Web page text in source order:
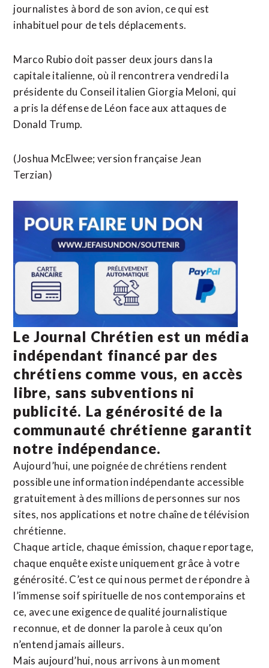
journalistes à bord de son avion, ce qui est
inhabituel pour de tels déplacements.
Marco Rubio doit passer deux jours dans la
capitale italienne, où il rencontrera vendredi la
présidente du Conseil italien Giorgia Meloni, qui
a pris la défense de Léon face aux attaques de
Donald Trump.
(Joshua McElwee; version française Jean
Terzian)
Le Journal Chrétien est un média
indépendant financé par des
chrétiens comme vous, en accès
libre, sans subventions ni
publicité. La générosité de la
communauté chrétienne garantit
notre indépendance.
Aujourd’hui, une poignée de chrétiens rendent
possible une information indépendante accessible
gratuitement à des millions de personnes sur nos
sites, nos applications et notre chaîne de télévision
chrétienne.
Chaque article, chaque émission, chaque reportage,
chaque enquête existe uniquement grâce à votre
générosité. C’est ce qui nous permet de répondre à
l’immense soif spirituelle de nos contemporains et
ce, avec une exigence de qualité journalistique
reconnue, et de donner la parole à ceux qu’on
n’entend jamais ailleurs.
Mais aujourd’hui, nous arrivons à un moment